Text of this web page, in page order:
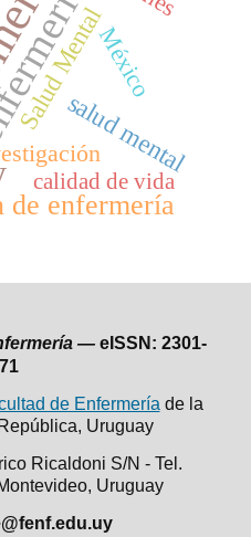
de enfermería
Salud Mentalsalud mental
México
calidad de vida
— eISSN: 2301-
de Enfermería de la
Uruguay
Ricaldoni S/N - Tel.
Uruguay